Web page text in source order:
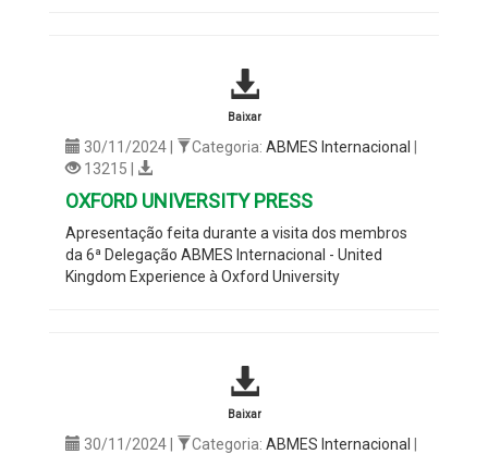
Baixar
30/11/2024 | Categoria: ABMES Internacional
13215 |
OXFORD UNIVERSITY PRESS
Apresentação feita durante a visita dos membros
da 6ª Delegação ABMES Internacional - United
Kingdom Experience à Oxford University
Baixar
30/11/2024 | Categoria: ABMES Internacional